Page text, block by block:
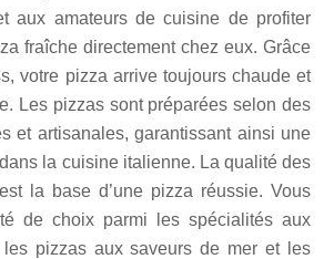
aux amateurs de cuisine de profiter
fraîche directement chez eux. Grâce
votre pizza arrive toujours chaude et
Les pizzas sont préparées selon des
et artisanales, garantissant ainsi une
la cuisine italienne. La qualité des
la base d’une pizza réussie. Vous
de choix parmi les spécialités aux
les pizzas aux saveurs de mer et les